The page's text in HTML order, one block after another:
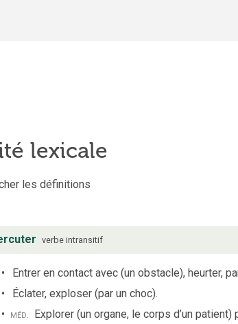
lexicale
les définitions
verbe intransitif
Entrer en contact avec (un obstacle), heurter,
Éclater, exploser (par un choc).
méd. Explorer (un organe, le corps d’un